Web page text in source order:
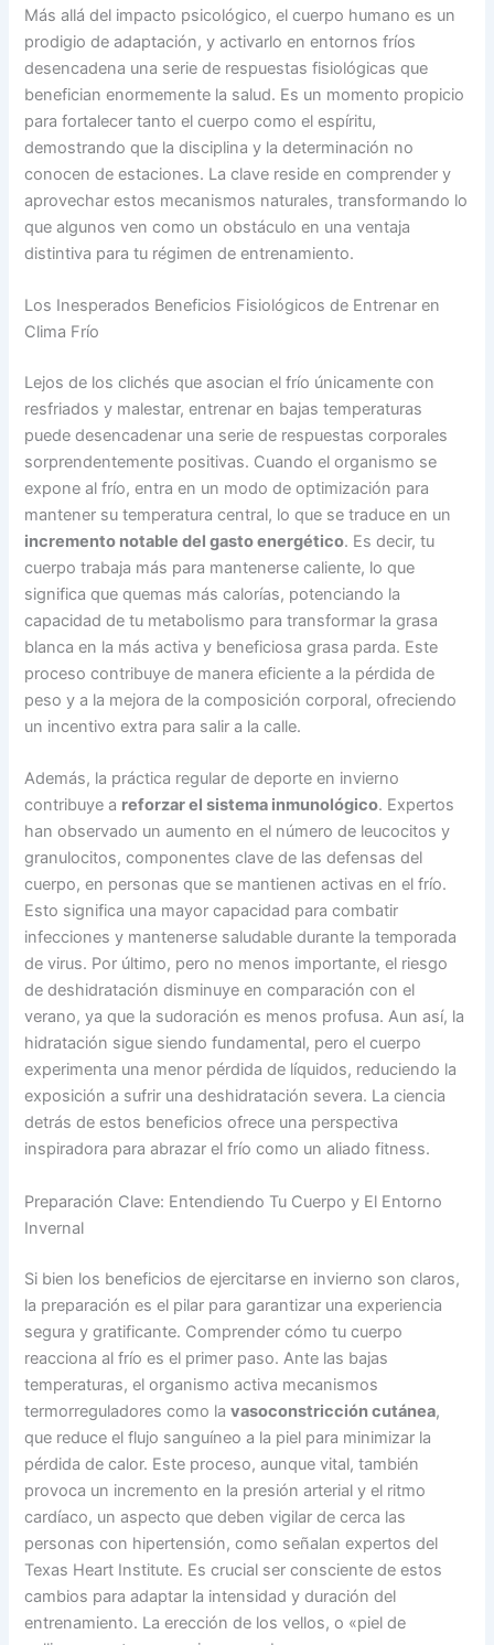
Más allá del impacto psicológico, el cuerpo humano es un
prodigio de adaptación, y activarlo en entornos fríos
desencadena una serie de respuestas fisiológicas que
benefician enormemente la salud. Es un momento propicio
para fortalecer tanto el cuerpo como el espíritu,
demostrando que la disciplina y la determinación no
conocen de estaciones. La clave reside en comprender y
aprovechar estos mecanismos naturales, transformando lo
que algunos ven como un obstáculo en una ventaja
distintiva para tu régimen de entrenamiento.
Los Inesperados Beneficios Fisiológicos de Entrenar en
Clima Frío
Lejos de los clichés que asocian el frío únicamente con
resfriados y malestar, entrenar en bajas temperaturas
puede desencadenar una serie de respuestas corporales
sorprendentemente positivas. Cuando el organismo se
expone al frío, entra en un modo de optimización para
mantener su temperatura central, lo que se traduce en un
incremento notable del gasto energético. Es decir, tu
cuerpo trabaja más para mantenerse caliente, lo que
significa que quemas más calorías, potenciando la
capacidad de tu metabolismo para transformar la grasa
blanca en la más activa y beneficiosa grasa parda. Este
proceso contribuye de manera eficiente a la pérdida de
peso y a la mejora de la composición corporal, ofreciendo
un incentivo extra para salir a la calle.
Además, la práctica regular de deporte en invierno
contribuye a reforzar el sistema inmunológico. Expertos
han observado un aumento en el número de leucocitos y
granulocitos, componentes clave de las defensas del
cuerpo, en personas que se mantienen activas en el frío.
Esto significa una mayor capacidad para combatir
infecciones y mantenerse saludable durante la temporada
de virus. Por último, pero no menos importante, el riesgo
de deshidratación disminuye en comparación con el
verano, ya que la sudoración es menos profusa. Aun así, la
hidratación sigue siendo fundamental, pero el cuerpo
experimenta una menor pérdida de líquidos, reduciendo la
exposición a sufrir una deshidratación severa. La ciencia
detrás de estos beneficios ofrece una perspectiva
inspiradora para abrazar el frío como un aliado fitness.
Preparación Clave: Entendiendo Tu Cuerpo y El Entorno
Invernal
Si bien los beneficios de ejercitarse en invierno son claros,
la preparación es el pilar para garantizar una experiencia
segura y gratificante. Comprender cómo tu cuerpo
reacciona al frío es el primer paso. Ante las bajas
temperaturas, el organismo activa mecanismos
termorreguladores como lavasoconstricción cutánea,
que reduce el flujo sanguíneo a la piel para minimizar la
pérdida de calor. Este proceso, aunque vital, también
provoca un incremento en la presión arterial y el ritmo
cardíaco, un aspecto que deben vigilar de cerca las
personas con hipertensión, como señalan expertos del
Texas Heart Institute. Es crucial ser consciente de estos
cambios para adaptar la intensidad y duración del
entrenamiento. La erección de los vellos, o «piel de